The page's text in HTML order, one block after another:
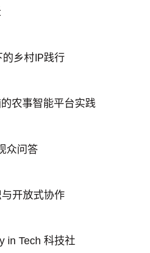
乡村IP践行
农事智能平台实践
众问答
开放式协作
in Tech 科技社